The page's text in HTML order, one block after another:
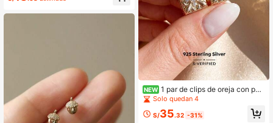
NEW 1 par de clips de oreja con patr
ón de flor de iris tallado en 3D cuad
rado, plata de ley 925, joyería exqui
sita para mujer, adecuada para bail
Solo quedan 4
S/35.32 -31%